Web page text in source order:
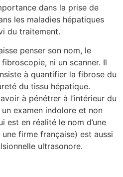
dans la prise de
les maladies hépatiques
du traitement.
penser son nom, le
ni un scanner. Il
à quantifier la fibrose du
du tissu hépatique.
à pénétrer à l’intérieur du
examen indolore et non
est en réalité le nom d’une
firme française) est aussi
ultrasonore.